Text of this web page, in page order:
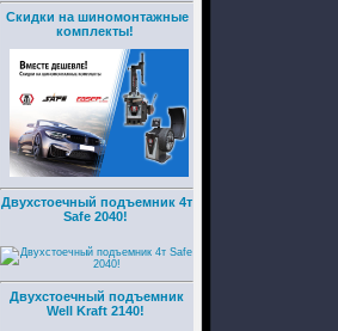
Скидки на шиномонтажные
комплекты!
Двухстоечный подъемник 4т
Safe 2040!
Двухстоечный подъемник
Well Kraft 2140!